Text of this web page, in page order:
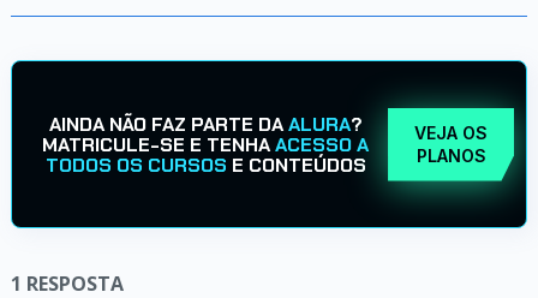
AINDA NÃO FAZ PARTE DAALURA?
MATRICULE-SE E TENHAACESSO A
TODOS OS CURSOS E CONTEÚDOS
VEJA OS
PLANOS
1 RESPOSTA